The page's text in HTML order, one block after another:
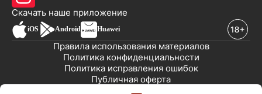
Скачать наше приложениеновостей
iOS Android Huawei
Публичная оферта
Политика исправления ошибок
Политика конфиденциальности
Правила использования материалов
© 2008-2026 ТОО «EML»